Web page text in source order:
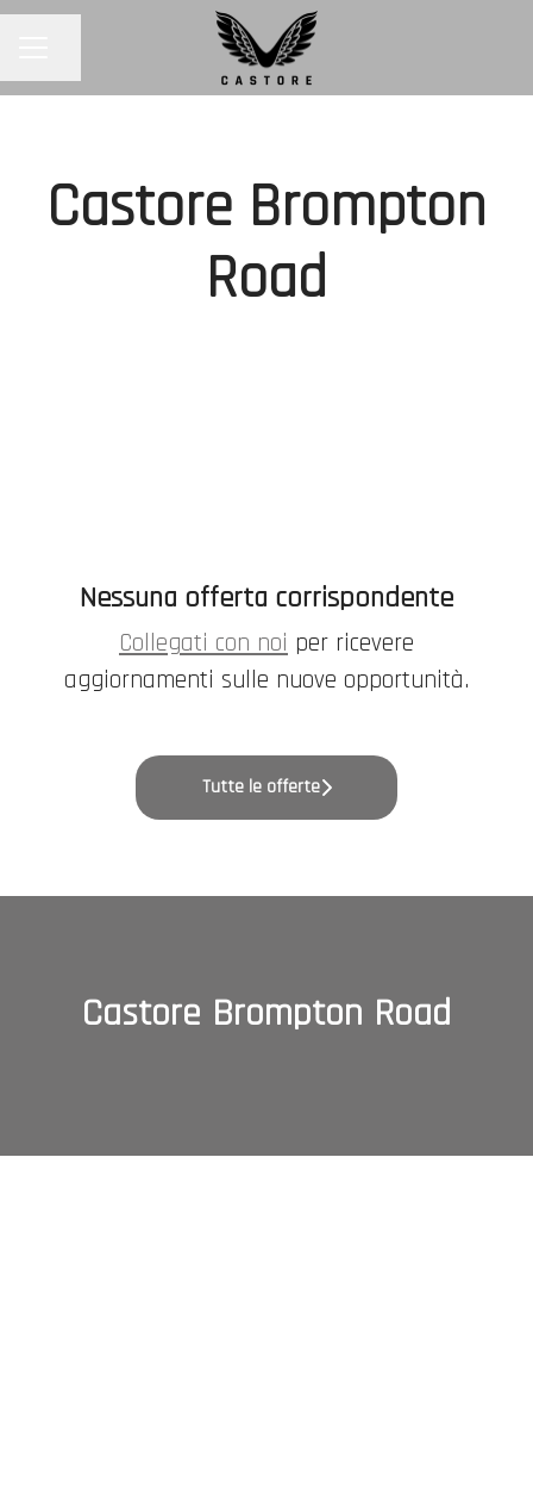
Castore Brompton
Road
Nessuna offerta corrispondente
Collegati con noi per ricevere
aggiornamenti sulle nuove opportunità.
Tutte le offerte
Castore Brompton Road